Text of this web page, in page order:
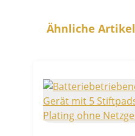
Ähnliche Artikel